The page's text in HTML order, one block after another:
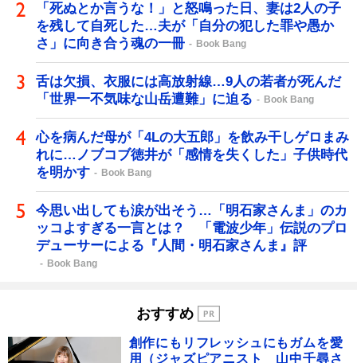
「死ぬとか言うな！」と怒鳴った日、妻は2人の子
を残して自死した…夫が「自分の犯した罪や愚か
さ」に向き合う魂の一冊
Book Bang
舌は欠損、衣服には高放射線…9人の若者が死んだ
「世界一不気味な山岳遭難」に迫る
Book Bang
心を病んだ母が「4Lの大五郎」を飲み干しゲロまみ
れに…ノブコブ徳井が「感情を失くした」子供時代
を明かす
Book Bang
今思い出しても涙が出そう…「明石家さんま」のカ
ッコよすぎる一言とは？ 「電波少年」伝説のプロ
デューサーによる『人間・明石家さんま』評
Book Bang
おすすめ
創作にもリフレッシュにもガムを愛
用（ジャズピアニスト 山中千尋さ